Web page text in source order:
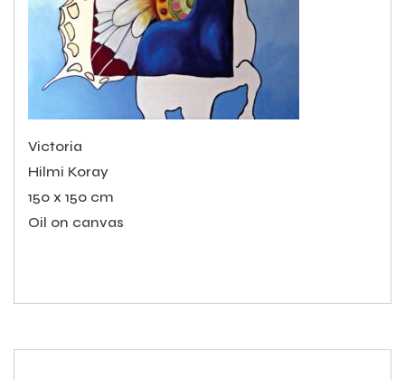
Victoria
Hilmi Koray
150 x 150 cm
Oil on canvas